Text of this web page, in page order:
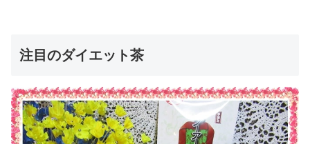
注目のダイエット茶